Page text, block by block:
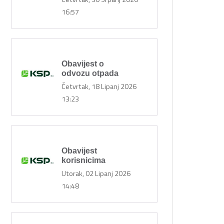
16:57
Obavijest o
odvozu otpada
Četvrtak, 18 Lipanj 2026
13:23
Obavijest
korisnicima
Utorak, 02 Lipanj 2026
14:48